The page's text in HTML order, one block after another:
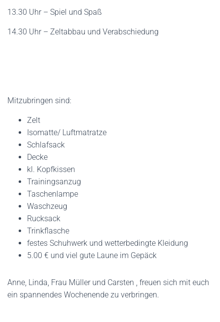
13.30 Uhr – Spiel und Spaß
14.30 Uhr – Zeltabbau und Verabschiedung
Mitzubringen sind:
Zelt
Isomatte/ Luftmatratze
Schlafsack
Decke
kl. Kopfkissen
Trainingsanzug
Taschenlampe
Waschzeug
Rucksack
Trinkflasche
festes Schuhwerk und wetterbedingte Kleidung
5.00 € und viel gute Laune im Gepäck
Anne, Linda, Frau Müller und Carsten , freuen sich mit euch
ein spannendes Wochenende zu verbringen.